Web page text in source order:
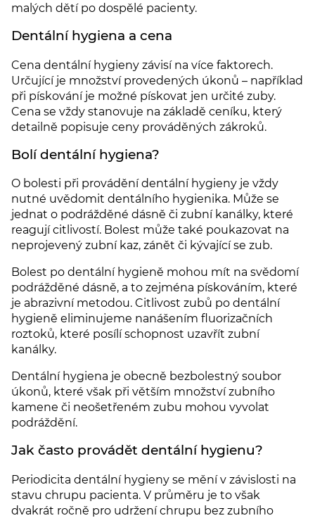
malých dětí po dospělé pacienty.
Dentální hygiena a cena
Cena dentální hygieny závisí na více faktorech.
Určující je množství provedených úkonů – například
při pískování je možné pískovat jen určité zuby.
Cena se vždy stanovuje na základě ceníku, který
detailně popisuje ceny prováděných zákroků.
Bolí dentální hygiena?
O bolesti při provádění dentální hygieny je vždy
nutné uvědomit dentálního hygienika. Může se
jednat o podrážděné dásně či zubní kanálky, které
reagují citlivostí. Bolest může také poukazovat na
neprojevený zubní kaz, zánět či kývající se zub.
Bolest po dentální hygieně mohou mít na svědomí
podrážděné dásně, a to zejména pískováním, které
je abrazivní metodou. Citlivost zubů po dentální
hygieně eliminujeme nanášením fluorizačních
roztoků, které posílí schopnost uzavřít zubní
kanálky.
Dentální hygiena je obecně bezbolestný soubor
úkonů, které však při větším množství zubního
kamene či neošetřeném zubu mohou vyvolat
podráždění.
Jak často provádět dentální hygienu?
Periodicita dentální hygieny se mění v závislosti na
stavu chrupu pacienta. V průměru je to však
dvakrát ročně pro udržení chrupu bez zubního